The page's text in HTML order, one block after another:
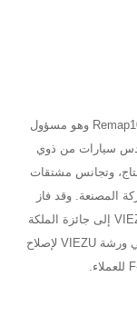
يشغل بول باسبي منصب الرئيس التنفيذي لشركة Remap101 وهو مسؤول
سيارات من ذوي
وتجانس مشتقات
المصنعة. وقد فاز
بجائزة رائد أعمال العام في عام 2012 وقاد شركة VIEZU إلى جائزة الملكة
في عام 2014. عندما لا يعمل، يمكن أن تجده عادةً في ورشة VIEZU لإصلاح